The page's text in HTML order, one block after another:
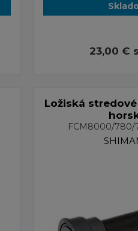
23,00 €
Ložiská
FCM8000/780/